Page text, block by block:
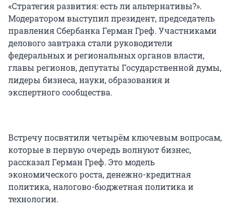
«Стратегия развития: есть ли альтернативы?».
Модератором выступил президент, председатель
правления Сбербанка Герман Греф. Участниками
делового завтрака стали руководители
федеральных и региональных органов власти,
главы регионов, депутаты Государственной думы,
лидеры бизнеса, науки, образования и
экспертного сообщества.
Встречу посвятили четырём ключевым вопросам,
которые в первую очередь волнуют бизнес,
рассказал Герман Греф. Это модель
экономического роста, денежно-кредитная
политика, налогово-бюджетная политика и
технологии.